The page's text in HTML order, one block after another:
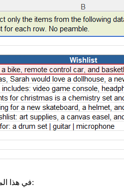
في هذا المثال، يتم استخدام القيم التالية: